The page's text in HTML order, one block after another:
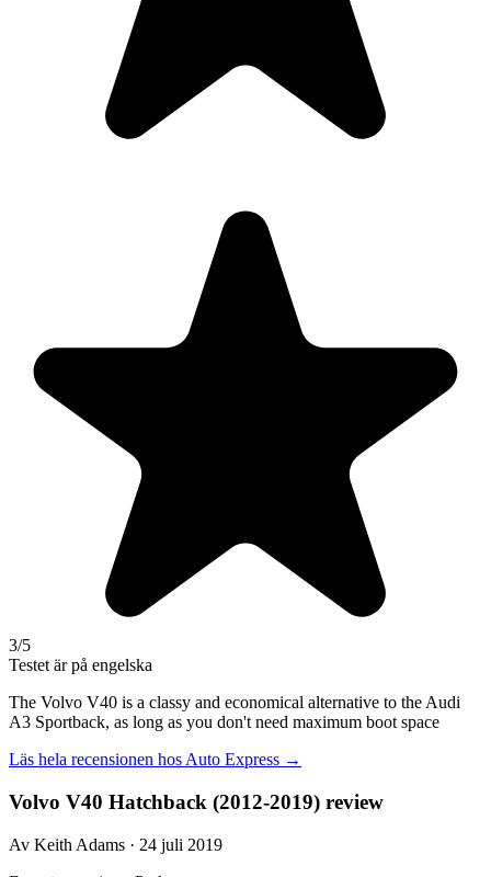
3/5
Testet är på engelska
The Volvo V40 is a classy and economical alternative to the Audi
A3 Sportback, as long as you don't need maximum boot space
Läs hela recensionen hos Auto Express →
Volvo V40 Hatchback (2012-2019) review
Av Keith Adams · 24 juli 2019